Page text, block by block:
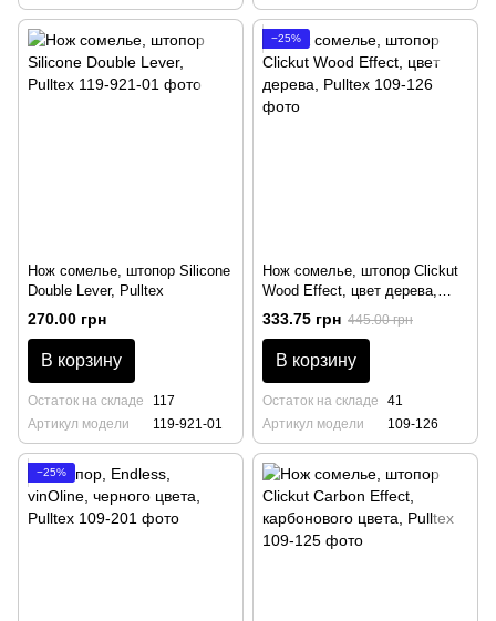
Нож сомелье, штопор Silicone
Double Lever, Pulltex
270.00 грн
В корзину
Остаток на складе
117
Артикул модели
119-921-01
−25%
Нож сомелье, штопор Clickut
Wood Effect, цвет дерева,
Pulltex
333.75 грн 445.00 грн
В корзину
Остаток на складе
41
Артикул модели
109-126
−25%